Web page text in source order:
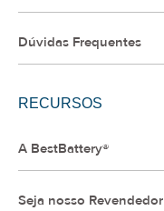
Dúvidas Frequentes
RECURSOS
A BestBattery®
Seja nosso Revendedor